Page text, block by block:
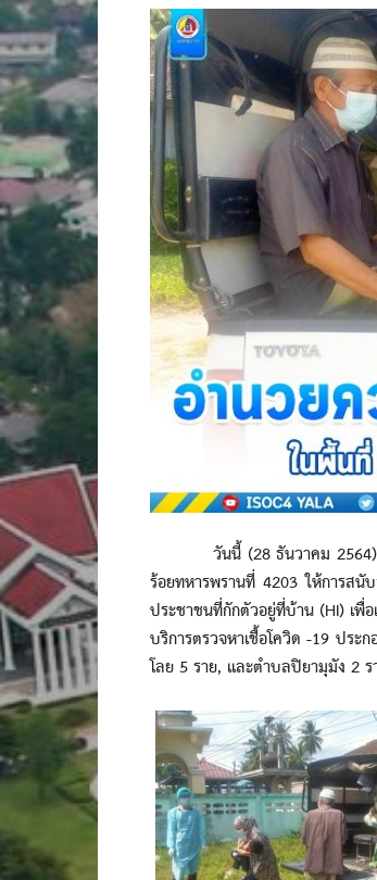
วันนี้ (28 ธันวาคม 2564) เว
ร้อยทหารพรานที่ 4203 ให้การส
ประชาชนที่กักตัวอยู่ที่บ้าน (HI) เพื่
บริการตรวจหาเชื้อโควิด -19 ปร
โลย 5 ราย, และตำบลปิยามุมัง 2